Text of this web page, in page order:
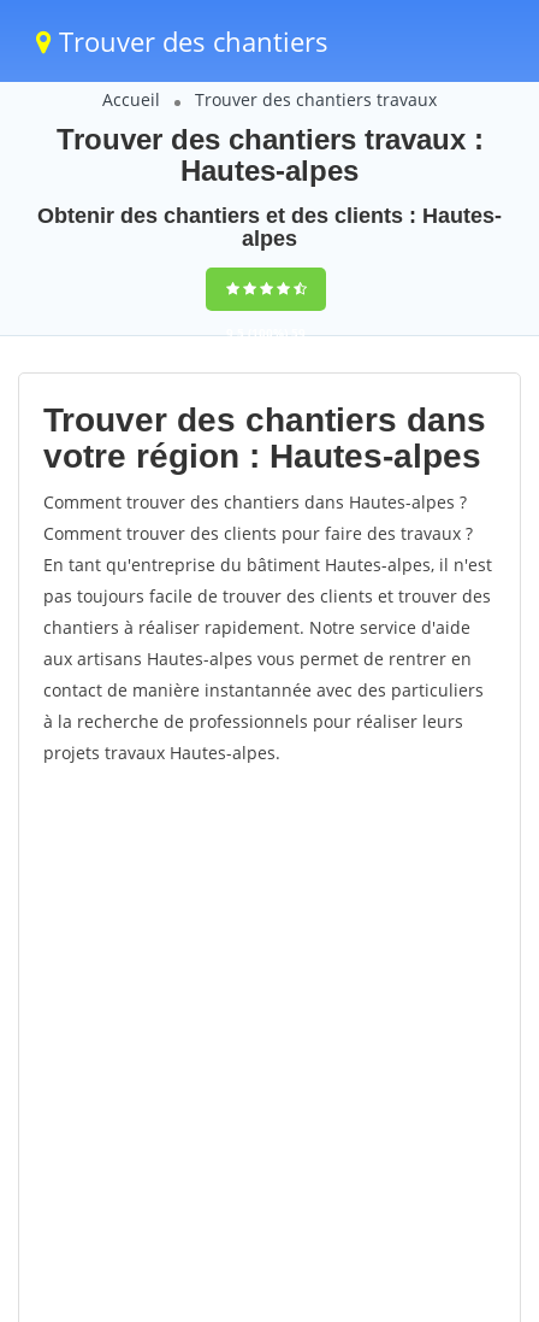
Trouver des chantiers
Accueil Trouver des chantiers travaux
Trouver des chantiers travaux :
Hautes-alpes
Obtenir des chantiers et des clients : Hautes-
alpes
9,5(100%)59
votes
Trouver des chantiers dans
votre région : Hautes-alpes
Comment trouver des chantiers dans Hautes-alpes ?
Comment trouver des clients pour faire des travaux ?
En tant qu'entreprise du bâtiment Hautes-alpes, il n'est
pas toujours facile de trouver des clients et trouver des
chantiers à réaliser rapidement. Notre service d'aide
aux artisans Hautes-alpes vous permet de rentrer en
contact de manière instantannée avec des particuliers
à la recherche de professionnels pour réaliser leurs
projets travaux Hautes-alpes.